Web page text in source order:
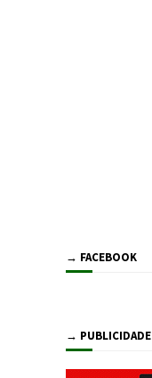
→ FACEBOOK
→ PUBLICIDADE